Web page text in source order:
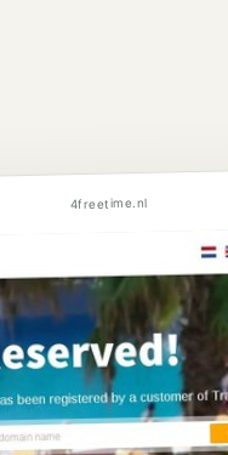
4freetime.nl